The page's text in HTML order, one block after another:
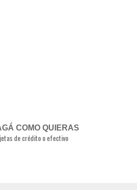
COMO QUIERAS
de crédito o efectivo